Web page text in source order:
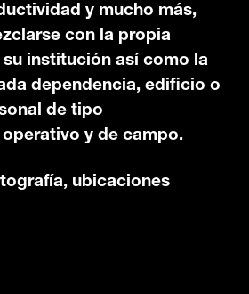
y mucho más,
con la propia
institución así como la
dependencia, edificio o
de tipo
y de campo.
ubicaciones